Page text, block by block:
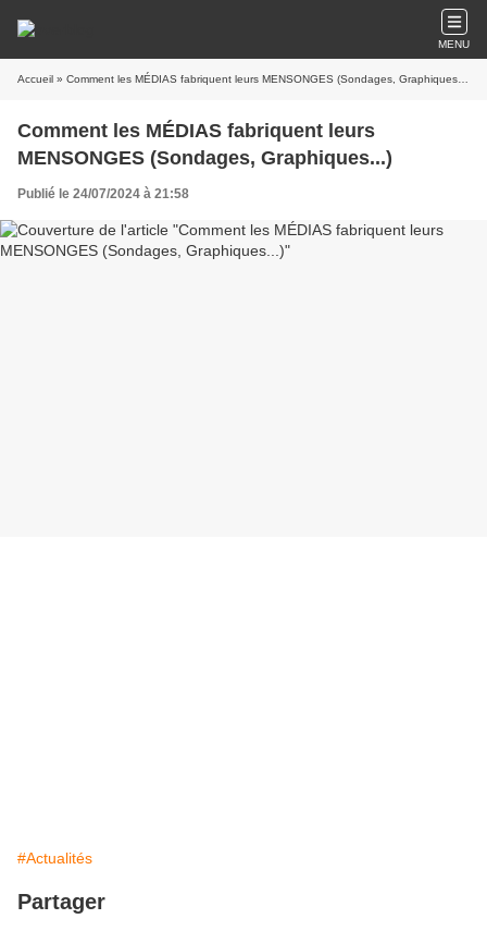
MENU
Accueil » Comment les MÉDIAS fabriquent leurs MENSONGES (Sondages, Graphiques...)
Comment les MÉDIAS fabriquent leurs
MENSONGES (Sondages, Graphiques...)
Publié le 24/07/2024 à 21:58
#Actualités
Partager